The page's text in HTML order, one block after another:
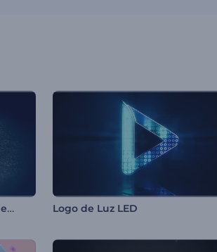
Logo Formación Resplandeciente Logo de Luz LED